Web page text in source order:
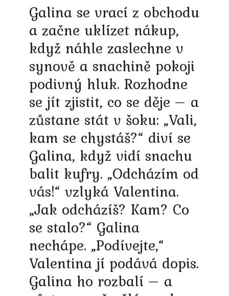
Galina se vrací z obchodu
a začne uklízet nákup,
když náhle zaslechne v
synově a snachině pokoji
podivný hluk. Rozhodne
se jít zjistit, co se děje – a
zůstane stát v šoku: „Vali,
kam se chystáš?“ diví se
Galina, když vidí snachu
balit kufry. „Odcházím od
vás!“ vzlyká Valentina.
„Jak odcházíš? Kam? Co
se stalo?“ Galina
nechápe. „Podívejte,“
Valentina jí podává dopis.
Galina ho rozbalí – a